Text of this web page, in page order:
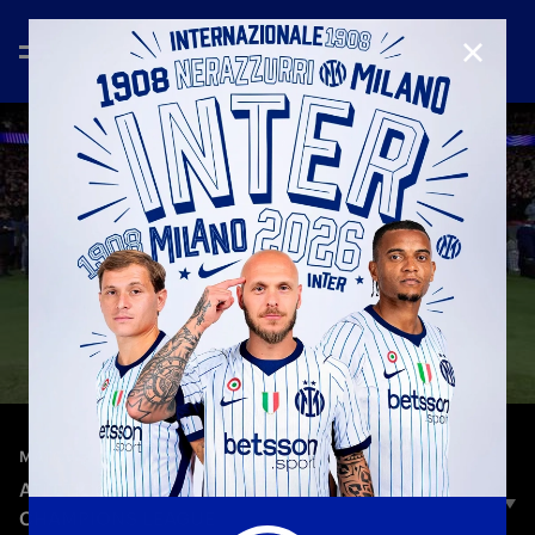
MATCH HIGHLIGHTS—26 nov 2025
ATLETICO MADRID-INTER 2-1 | HIGHLIGHTS |
CHAMPIONS LEAGUE